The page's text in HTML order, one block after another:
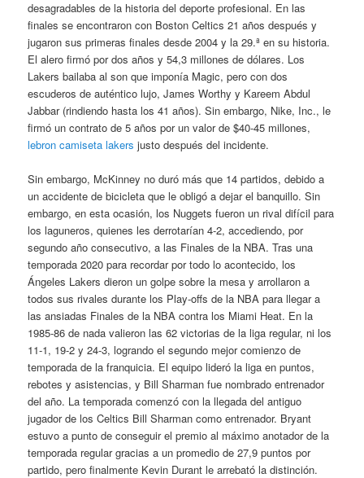
desagradables de la historia del deporte profesional. En las
finales se encontraron con Boston Celtics 21 años después y
jugaron sus primeras finales desde 2004 y la 29.ª en su historia.
El alero firmó por dos años y 54,3 millones de dólares. Los
Lakers bailaba al son que imponía Magic, pero con dos
escuderos de auténtico lujo, James Worthy y Kareem Abdul
Jabbar (rindiendo hasta los 41 años). Sin embargo, Nike, Inc., le
firmó un contrato de 5 años por un valor de $40-45 millones,
lebron camiseta lakers justo después del incidente.
Sin embargo, McKinney no duró más que 14 partidos, debido a
un accidente de bicicleta que le obligó a dejar el banquillo. Sin
embargo, en esta ocasión, los Nuggets fueron un rival difícil para
los laguneros, quienes les derrotarían 4-2, accediendo, por
segundo año consecutivo, a las Finales de la NBA. Tras una
temporada 2020 para recordar por todo lo acontecido, los
Ángeles Lakers dieron un golpe sobre la mesa y arrollaron a
todos sus rivales durante los Play-offs de la NBA para llegar a
las ansiadas Finales de la NBA contra los Miami Heat. En la
1985-86 de nada valieron las 62 victorias de la liga regular, ni los
11-1, 19-2 y 24-3, logrando el segundo mejor comienzo de
temporada de la franquicia. El equipo lideró la liga en puntos,
rebotes y asistencias, y Bill Sharman fue nombrado entrenador
del año. La temporada comenzó con la llegada del antiguo
jugador de los Celtics Bill Sharman como entrenador. Bryant
estuvo a punto de conseguir el premio al máximo anotador de la
temporada regular gracias a un promedio de 27,9 puntos por
partido, pero finalmente Kevin Durant le arrebató la distinción.